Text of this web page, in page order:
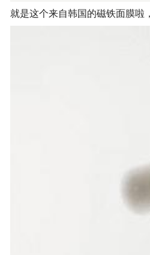
就是这个来自韩国的磁铁面膜啦